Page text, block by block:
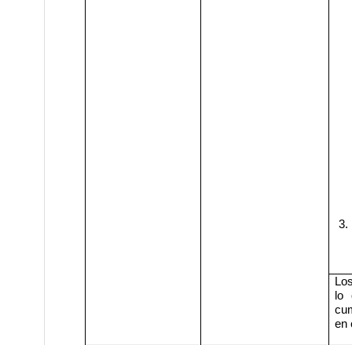
3.
lo
en